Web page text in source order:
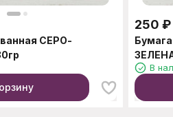
СЕРО-
250 ₽
В